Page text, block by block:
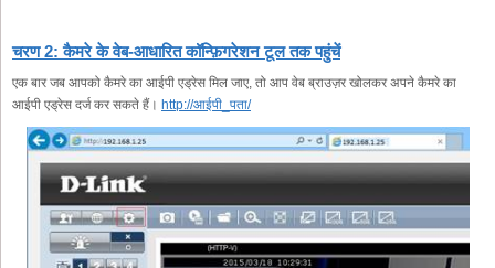
चरण 2: कैमरे के वेब-आधारित कॉन्फ़िगरेशन टूल तक पहुंचें
एक बार जब आपको कैमरे का आईपी एड्रेस मिल जाए, तो आप वेब ब्राउज़र खोलकर अपने कैमरे का
आईपी एड्रेस दर्ज कर सकते हैं। http://आईपी_पता/